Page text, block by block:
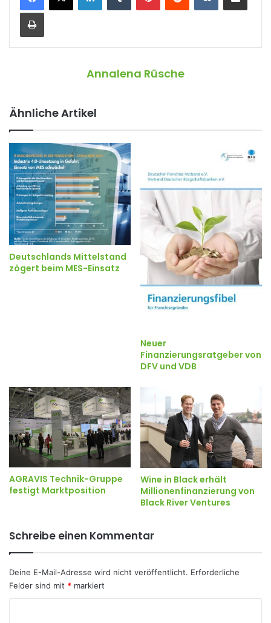
Annalena Rüsche
Ähnliche Artikel
Deutschlands Mittelstand
zögert beim MES-Einsatz
Neuer
Finanzierungsratgeber von
DFV und VDB
AGRAVIS Technik-Gruppe
festigt Marktposition
Wine in Black erhält
Millionenfinanzierung von
Black River Ventures
Schreibe einen Kommentar
Deine E-Mail-Adresse wird nicht veröffentlicht. Erforderliche
Felder sind mit * markiert